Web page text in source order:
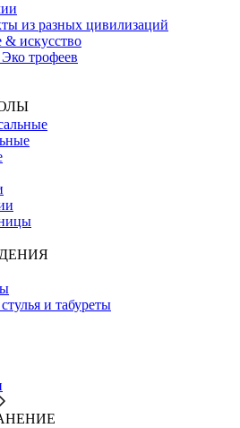
из разных цивилизаций
& искусство
Эко трофеев
и табуреты